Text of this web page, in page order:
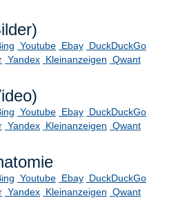
Youtube Ebay DuckDuckGo
Yandex Kleinanzeigen Qwant
Youtube Ebay DuckDuckGo
Yandex Kleinanzeigen Qwant
Youtube Ebay DuckDuckGo
Yandex Kleinanzeigen Qwant